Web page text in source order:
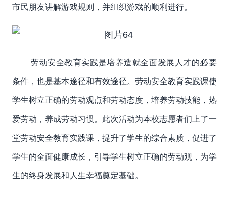
市民朋友讲解游戏规则，并组织游戏的顺利进行。
劳动安全教育实践是培养造就全面发展人才的必要
条件，也是基本途径和有效途径。劳动安全教育实践课使
学生树立正确的劳动观点和劳动态度，培养劳动技能，热
爱劳动，养成劳动习惯。此次活动为本校志愿者们上了一
堂劳动安全教育实践课，提升了学生的综合素质，促进了
学生的全面健康成长，引导学生树立正确的劳动观，为学
生的终身发展和人生幸福奠定基础。